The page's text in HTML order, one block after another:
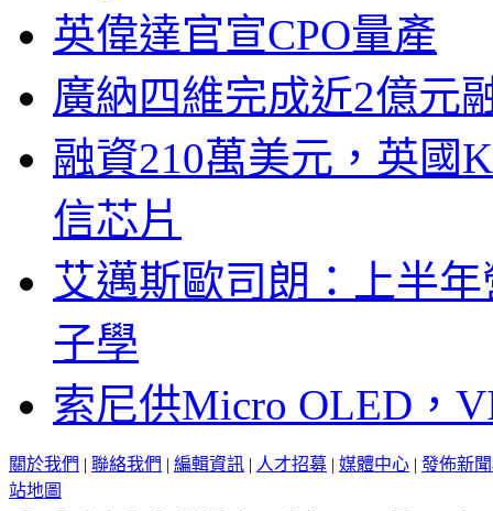
英偉達官宣CPO量產
廣納四維完成近2億元
融資210萬美元，英國
信芯片
艾邁斯歐司朗：上半
子學
索尼供Micro OLED，
關於我們 | 聯絡我們 | 編輯資訊 | 人才招募 | 媒體中心 | 發佈新
站地圖